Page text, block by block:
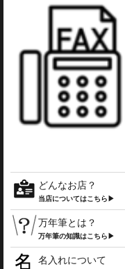
どんなお店？
当店についてはこちら▶
万年筆とは？
万年筆の知識はこちら▶
名入れについて